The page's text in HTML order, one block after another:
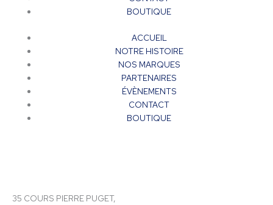
BOUTIQUE
ACCUEIL
NOTRE HISTOIRE
NOS MARQUES
PARTENAIRES
ÉVÈNEMENTS
CONTACT
BOUTIQUE
35 COURS PIERRE PUGET,